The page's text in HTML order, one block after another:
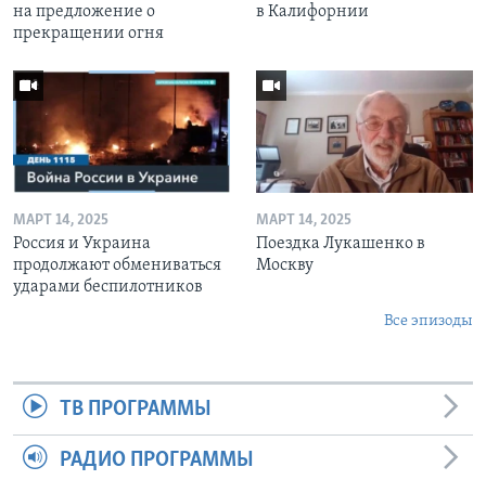
на предложение о
прекращении огня
в Калифорнии
МАРТ 14, 2025
Россия и Украина
продолжают обмениваться
ударами беспилотников
МАРТ 14, 2025
Поездка Лукашенко в
Москву
Все эпизоды
ТВ ПРОГРАММЫ
РАДИО ПРОГРАММЫ